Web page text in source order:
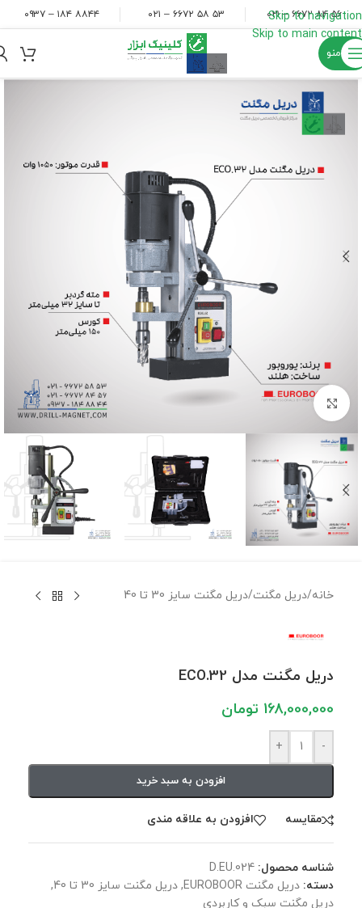
Skip to navigation
Skip to main content
۵۶ ۸۴ ۶۶۷۲ – ۰۲۱ ۵۳ ۵۸ ۶۶۷۲ – ۰۲۱ ۸۸۴۴ ۱۸۴ – ۰۹۳۷
منو
برای بزرگنمایی کلیک کنید
خانه/دریل مگنت/دریل مگنت سایز 30 تا 40
دریل مگنت مدل ECO.32
168,000,000 تومان
-
+
افزودن به سبد خرید
مقايسه افزودن به علاقه مندی
شناسه محصول: D.EU.024
دسته: دریل مگنت EUROBOOR , دریل مگنت سایز 30 تا 40
,
دریل مگنت سبک و کاربردی